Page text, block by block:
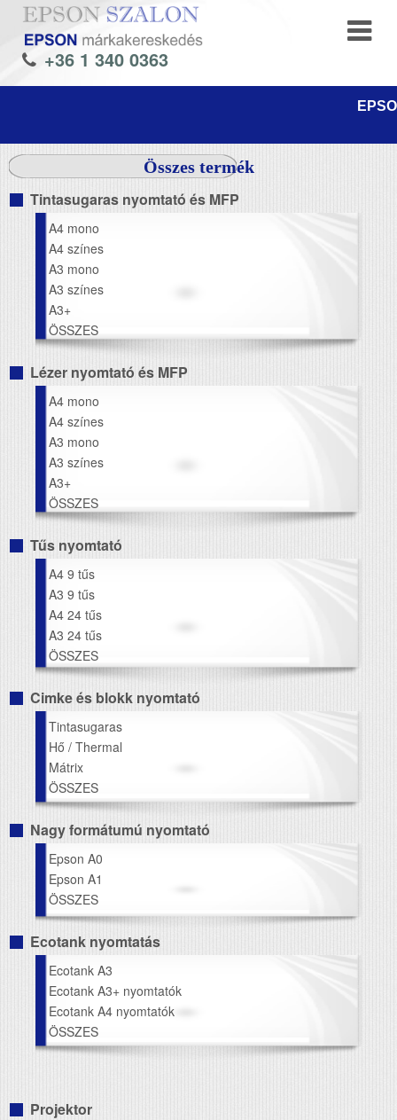
+36 1 340 0363
Összes termék
Tintasugaras nyomtató és MFP
A4 mono
A4 színes
A3 mono
A3 színes
A3+
ÖSSZES
Lézer nyomtató és MFP
A4 mono
A4 színes
A3 mono
A3 színes
A3+
ÖSSZES
Tűs nyomtató
A4 9 tűs
A3 9 tűs
A4 24 tűs
A3 24 tűs
ÖSSZES
Cimke és blokk nyomtató
Tintasugaras
Hő / Thermal
Mátrix
ÖSSZES
Nagy formátumú nyomtató
Epson A0
Epson A1
ÖSSZES
Ecotank nyomtatás
Ecotank A3
Ecotank A3+ nyomtatók
Ecotank A4 nyomtatók
ÖSSZES
Projektor